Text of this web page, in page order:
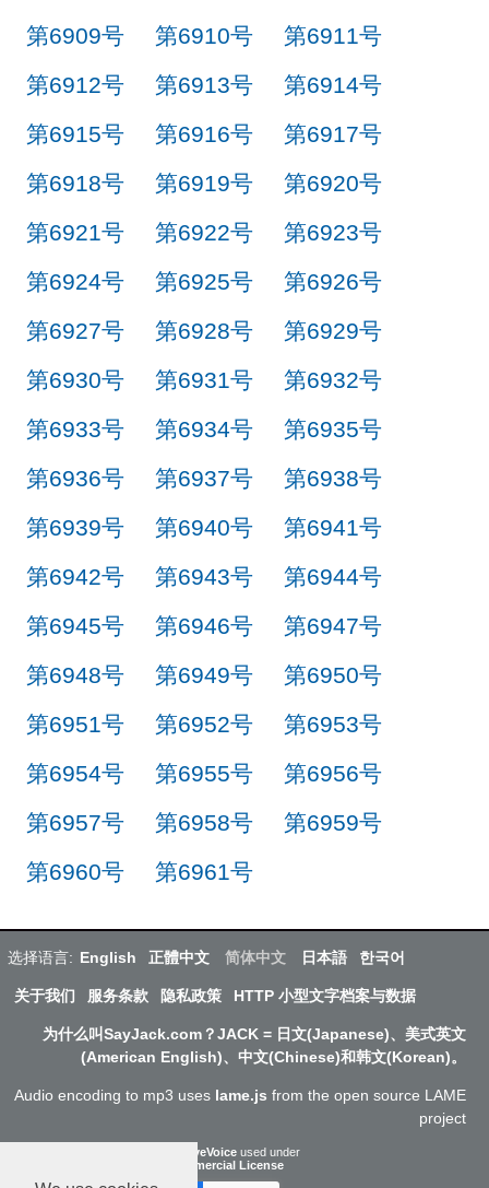
第6909号
第6910号
第6911号
第6912号
第6913号
第6914号
第6915号
第6916号
第6917号
第6918号
第6919号
第6920号
第6921号
第6922号
第6923号
第6924号
第6925号
第6926号
第6927号
第6928号
第6929号
第6930号
第6931号
第6932号
第6933号
第6934号
第6935号
第6936号
第6937号
第6938号
第6939号
第6940号
第6941号
第6942号
第6943号
第6944号
第6945号
第6946号
第6947号
第6948号
第6949号
第6950号
第6951号
第6952号
第6953号
第6954号
第6955号
第6956号
第6957号
第6958号
第6959号
第6960号
第6961号
选择语言: English 正體中文 简体中文 日本語 한국어
关于我们 服务条款 隐私政策 HTTP 小型文字档案与数据
为什么叫SayJack.com？JACK = 日文(Japanese)、美式英文
(American English)、中文(Chinese)和韩文(Korean)。
Audio encoding to mp3 uses lame.js from the open source LAME
project
ResponsiveVoice used under
Non-Commercial License